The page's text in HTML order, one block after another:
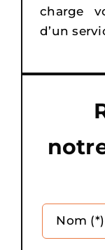
charge
d’un
Nom (*)